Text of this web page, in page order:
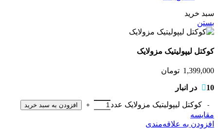
سبد خرید
بستن
کوکتل لیپولیتیک مزولایک
1,399,000 تومان
10 در انبار
کوکتل لیپولیتیک مزولایک عدد افزودن به سبد خرید
مقایسه
افزودن به علاقه‌مندی